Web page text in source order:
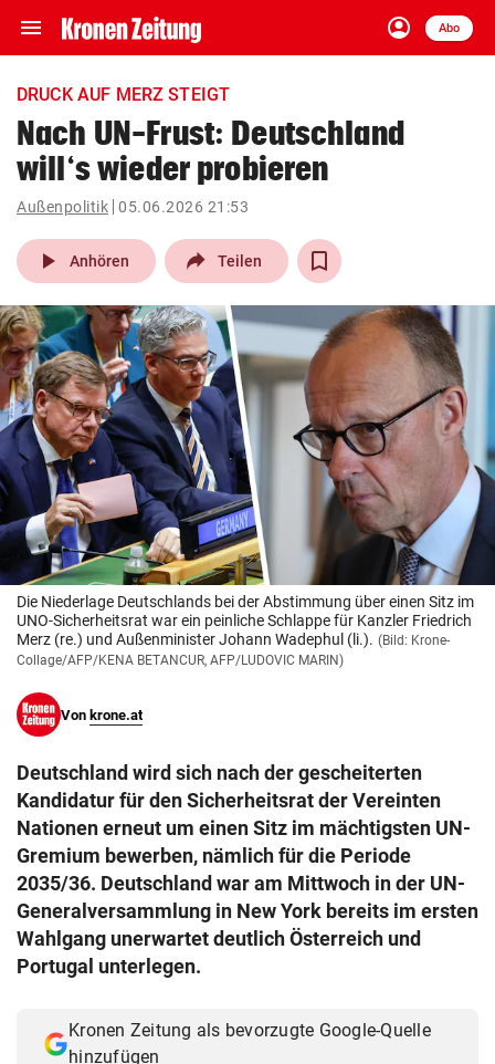
menu Navigation
ein-/ausklappen
account_circle
Anmelden
Abo
close Schließen
account_circle Anmelden
pin_drop
Wien arrow_right
bookmark
search
Suchbegriff
eingeben
© Krone Multimedia GmbH & Co KG 2026
Muthgasse 2, 1190 Wien
DRUCK AUF MERZ STEIGT
Nach UN-Frust: Deutschland
will‘s wieder probieren
Außenpolitik 05.06.2026 21:53
play_arrow Anhören Teilen
Die Niederlage Deutschlands bei der Abstimmung über einen Sitz im
UNO-Sicherheitsrat war ein peinliche Schlappe für Kanzler Friedrich
Merz (re.) und Außenminister Johann Wadephul (li.). (Bild: Krone-
Collage/AFP/KENA BETANCUR, AFP/LUDOVIC MARIN)
Von krone.at
Deutschland wird sich nach der gescheiterten
Kandidatur für den Sicherheitsrat der Vereinten
Nationen erneut um einen Sitz im mächtigsten UN-
Gremium bewerben, nämlich für die Periode
2035/36. Deutschland war am Mittwoch in der UN-
Generalversammlung in New York bereits im ersten
Wahlgang unerwartet deutlich Österreich und
Portugal unterlegen.
Kronen Zeitung als bevorzugte Google-Quelle
hinzufügen